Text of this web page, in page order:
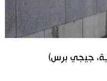
جيجي برس)